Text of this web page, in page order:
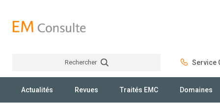
Rechercher Service
Actualités Revues Traités EMC Domaines